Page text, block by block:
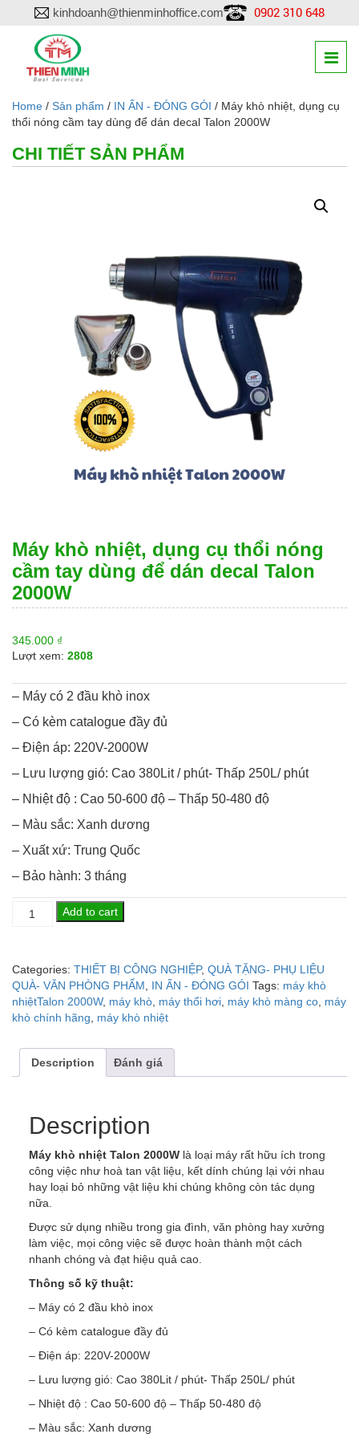
kinhdoanh@thienminhoffice.com 0902 310 648
Home / Sản phẩm / IN ẤN - ĐÓNG GÓI / Máy khò nhiệt, dụng cụ
thổi nóng cầm tay dùng để dán decal Talon 2000W
CHI TIẾT SẢN PHẨM
Máy khò nhiệt, dụng cụ thổi nóng
cầm tay dùng để dán decal Talon
2000W
345.000 ₫
Lượt xem: 2808
– Máy có 2 đầu khò inox
– Có kèm catalogue đầy đủ
– Điện áp: 220V-2000W
– Lưu lượng gió: Cao 380Lit / phút- Thấp 250L/ phút
– Nhiệt độ : Cao 50-600 độ – Thấp 50-480 độ
– Màu sắc: Xanh dương
– Xuất xứ: Trung Quốc
– Bảo hành: 3 tháng
Máy
cụ
thổi
nóng
cầm
dùng
Talon
2000W
quantity
Add to cart
Categories: THIẾT BỊ CÔNG NGHIỆP, QUÀ TẶNG- PHỤ LIỆU
QUÀ- VĂN PHÒNG PHẨM
IN ẤN - ĐÓNG GÓI Tags: máy khò
nhiệtTalon 2000W, máy khò máy thổi hơi máy khò màng co máy
khò chính hãng
máy khò nhiệt
Description Đánh giá
Description
Máy khò nhiệt Talon 2000W là loại máy rất hữu ích trong
công việc như hoà tan vật liệu, kết dính chúng lại với nhau
hay loại bỏ những vật liệu khi chúng không còn tác dụng
nữa.
Được sử dụng nhiều trong gia đình, văn phòng hay xưởng
làm việc, mọi công việc sẽ được hoàn thành một cách
nhanh chóng và đạt hiệu quả cao.
Thông số kỹ thuật:
– Máy có 2 đầu khò inox
– Có kèm catalogue đầy đủ
– Điện áp: 220V-2000W
– Lưu lượng gió: Cao 380Lit / phút- Thấp 250L/ phút
– Nhiệt độ : Cao 50-600 độ – Thấp 50-480 độ
– Màu sắc: Xanh dương